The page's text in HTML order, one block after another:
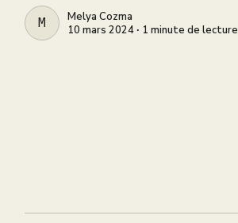
MELYA COZMA
Melya Cozma
10 mars 2024 ∙ 1 minute de lecture